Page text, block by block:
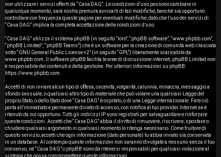
o
m
e
n
t
i
s
e
n
non utilizzare i servizi offerti da “Casa DAG”. Le condizioni d’uso possono cambiare in
qualunque momento, sarà nostra premura avvisarti di tali modifiche, benché sia opportuno
controllare con frequenza queste pagine per eventuali modifiche, dato che l’uso dei servizi di
“Casa DAG” implica la completa accettazione delle condizioni d’uso.
“Casa DAG” utilizza il sistema phpBB (in seguito “loro”, “phpBB software”, “www.phpbb.com”,
“phpBB Limited”, “phpBB Teams”) che è un software per la creazione di comunità web rilasciata
sotto “GNU General Public License v2” (in seguito “GPL”) liberamente scaricabile da
www.phpbb.com . Il software phpBB facilita le aree di discussione internet; phpBB Limited non
è responsabile dei contenuti e della gestione. Per ulteriori informazioni su phpBB:
https://www.phpbb.com
Accetti di non inviare alcun tipo di offesa, oscenità, volgarità, calunnia, minaccia, messaggio a
sfondo sessuale, o qualsiasi altro tipo di materiale che può violare una qualsiasi Legge del
proprio Stato, o dello Stato dove “Casa DAG” è ospitato, o di una Legge internazionale. Fare ciò
porta all’immediato e permanente divieto di accesso, con notifica al tuo provider Internet se è
ritenuto da noi opportuno. Tutti gli indirizzi IP sono registrati per salvaguardare e rinforzare
queste condizioni. Accetti che “Casa DAG” abbia il diritto di rimuovere, riscrivere, spostare o
chiudere qualsiasi argomento in qualsiasi momento lo ritenga necessario. Come fruitore di
questo servizio, accetti che ogni informazione (dato personale) tu abbia inviato sia conservata
in un database. Al contempo queste informazioni non saranno divulgate a nessuno senza il tuo
consenso, né “Casa DAG” o phpBB sono da ritenersi responsabili per qualsiasi violazione al
sistema che possa compromettere queste informazioni.